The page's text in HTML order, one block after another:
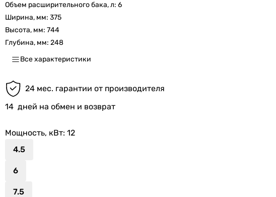
Объем расширительного бака, л: 6
Ширина, мм: 375
Высота, мм: 744
Глубина, мм: 248
Все характеристики
24 мес. гарантии от производителя
14 дней на обмен и возврат
Мощность, кВт: 12
4.5
6
7.5